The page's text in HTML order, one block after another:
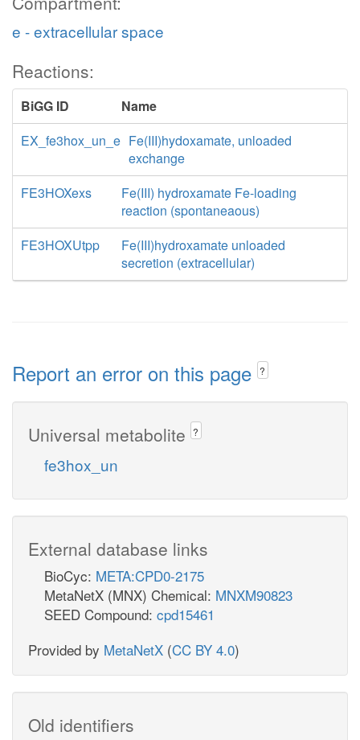
e - extracellular space
Reactions:
BiGG ID
Name
EX_fe3hox_un_e Fe(III)hydoxamate, unloaded
exchange
FE3HOXexs
Fe(III) hydroxamate Fe-loading
reaction (spontaneaous)
FE3HOXUtpp
Fe(III)hydroxamate unloaded
secretion (extracellular)
Report an error on this page ?
Universal metabolite ?
fe3hox_un
External database links
BioCyc: META:CPD0-2175
MetaNetX (MNX) Chemical: MNXM90823
SEED Compound: cpd15461
Provided by MetaNetX (CC BY 4.0)
Old identifiers